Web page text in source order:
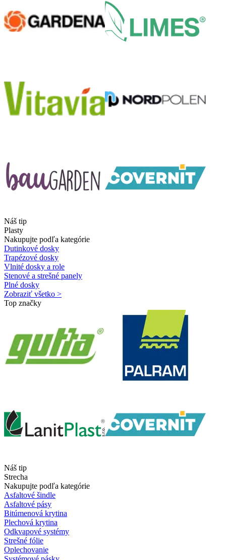
Náš tip
Plasty
Nakupujte podľa kategórie
Dutinkové dosky
Trapézové dosky
Vlnité dosky a role
Stenové a strešné panely
Plné dosky
Zobraziť všetko >
Top značky
Náš tip
Strecha
Nakupujte podľa kategórie
Asfaltové šindle
Asfaltové pásy
Bitúmenová krytina
Plechová krytina
Odkvapové systémy
Strešné fólie
Oplechovanie